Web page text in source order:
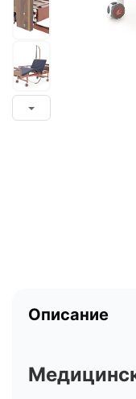
Описание